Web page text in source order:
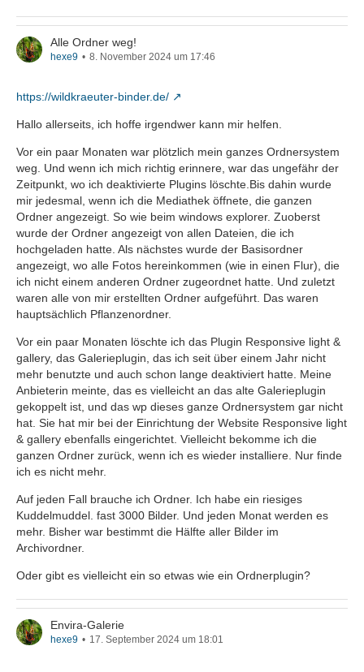
Alle Ordner weg!
hexe9 8. November 2024 um 17:46
https://wildkraeuter-binder.de/
Hallo allerseits, ich hoffe irgendwer kann mir helfen.
Vor ein paar Monaten war plötzlich mein ganzes Ordnersystem
weg. Und wenn ich mich richtig erinnere, war das ungefähr der
Zeitpunkt, wo ich deaktivierte Plugins löschte.Bis dahin wurde
mir jedesmal, wenn ich die Mediathek öffnete, die ganzen
Ordner angezeigt. So wie beim windows explorer. Zuoberst
wurde der Ordner angezeigt von allen Dateien, die ich
hochgeladen hatte. Als nächstes wurde der Basisordner
angezeigt, wo alle Fotos hereinkommen (wie in einen Flur), die
ich nicht einem anderen Ordner zugeordnet hatte. Und zuletzt
waren alle von mir erstellten Ordner aufgeführt. Das waren
hauptsächlich Pflanzenordner.
Vor ein paar Monaten löschte ich das Plugin Responsive light &
gallery, das Galerieplugin, das ich seit über einem Jahr nicht
mehr benutzte und auch schon lange deaktiviert hatte. Meine
Anbieterin meinte, das es vielleicht an das alte Galerieplugin
gekoppelt ist, und das wp dieses ganze Ordnersystem gar nicht
hat. Sie hat mir bei der Einrichtung der Website Responsive light
& gallery ebenfalls eingerichtet. Vielleicht bekomme ich die
ganzen Ordner zurück, wenn ich es wieder installiere. Nur finde
ich es nicht mehr.
Auf jeden Fall brauche ich Ordner. Ich habe ein riesiges
Kuddelmuddel. fast 3000 Bilder. Und jeden Monat werden es
mehr. Bisher war bestimmt die Hälfte aller Bilder im
Archivordner.
Oder gibt es vielleicht ein so etwas wie ein Ordnerplugin?
Envira-Galerie
hexe9 17. September 2024 um 18:01